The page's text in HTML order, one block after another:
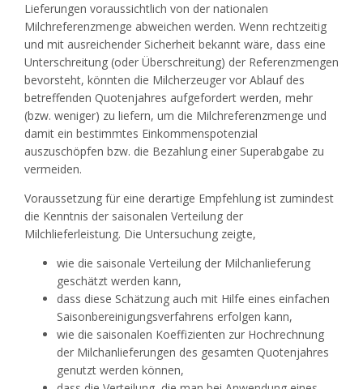
Lieferungen voraussichtlich von der nationalen
Milchreferenzmenge abweichen werden. Wenn rechtzeitig
und mit ausreichender Sicherheit bekannt wäre, dass eine
Unterschreitung (oder Überschreitung) der Referenzmengen
bevorsteht, könnten die Milcherzeuger vor Ablauf des
betreffenden Quotenjahres aufgefordert werden, mehr
(bzw. weniger) zu liefern, um die Milchreferenzmenge und
damit ein bestimmtes Einkommenspotenzial
auszuschöpfen bzw. die Bezahlung einer Superabgabe zu
vermeiden.
Voraussetzung für eine derartige Empfehlung ist zumindest
die Kenntnis der saisonalen Verteilung der
Milchlieferleistung. Die Untersuchung zeigte,
wie die saisonale Verteilung der Milchanlieferung
geschätzt werden kann,
dass diese Schätzung auch mit Hilfe eines einfachen
Saisonbereinigungsverfahrens erfolgen kann,
wie die saisonalen Koeffizienten zur Hochrechnung
der Milchanlieferungen des gesamten Quotenjahres
genutzt werden können,